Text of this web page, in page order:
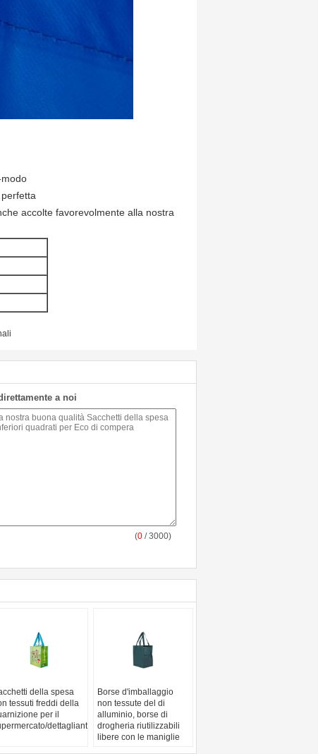
accolte favorevolmente alla nostra
a noi
(0 / 3000)
della spesa
tessuti freddi della
per il
dettaglianti/drogheria
Borse d'imballaggio
non tessute del di
alluminio, borse di
drogheria riutilizzabili
libere con le maniglie